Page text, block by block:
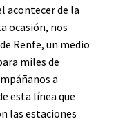
acontecer de la
ocasión, nos
Renfe, un medio
miles de
a
esta línea que
las estaciones